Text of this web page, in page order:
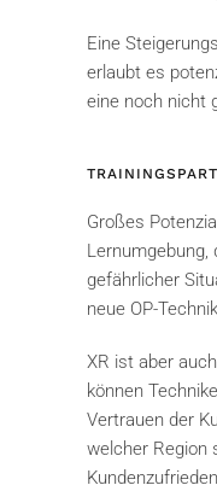
Eine
erlaubt es
eine noch nicht
Großes
gefährlicher
neue OP-
XR ist aber
können
Vertrauen der
welcher Region